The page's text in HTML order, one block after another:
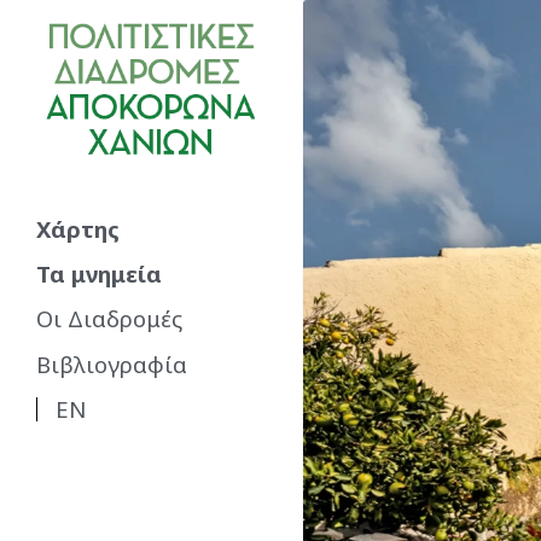
Χάρτης
Τα μνημεία
Οι Διαδρομές
Βιβλιογραφία
EN